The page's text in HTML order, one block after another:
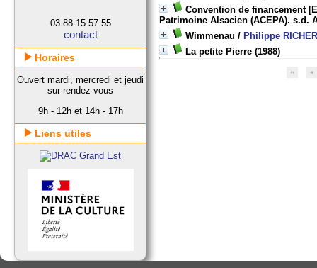
Convention de financement
Patrimoine Alsacien (ACEPA). s.d.
Wimmenau / Philippe
La petite Pierre (1988)
03 88 15 57 55
contact
Horaires
Ouvert mardi, mercredi et jeudi
sur rendez-vous
9h - 12h et 14h - 17h
Liens utiles